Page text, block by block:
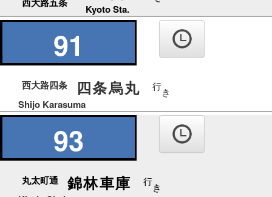
Kyoto Sta.
91
西大路四条 四条烏丸 行き
Shijo Karasuma
93
丸太町通 錦林車庫 行き